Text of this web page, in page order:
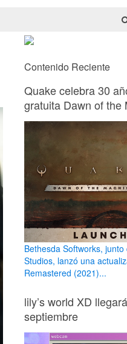
Contenido Reciente
Quake celebra 30
gratuita Dawn of the
Bethesda Softworks,
Studios, lanzó una
Remastered (2021)...
lily’s world XD
septiembre